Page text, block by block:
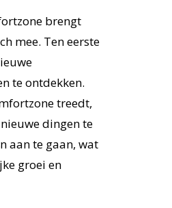
brengt
mee. Ten eerste
te ontdekken.
treedt,
dingen te
aan te gaan, wat
groei en